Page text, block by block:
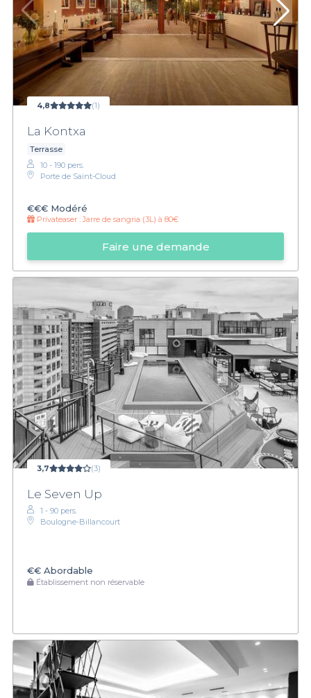
4,8 (1)
La Kontxa
Terrasse
10 - 190 pers.
Porte de Saint-Cloud
€€€ Modéré
Privateaser :Jarre de sangria (3L) à 80€
Faire une demande
3,7 (3)
Le Seven Up
1 - 90 pers.
Boulogne-Billancourt
€€ Abordable
Établissement non réservable